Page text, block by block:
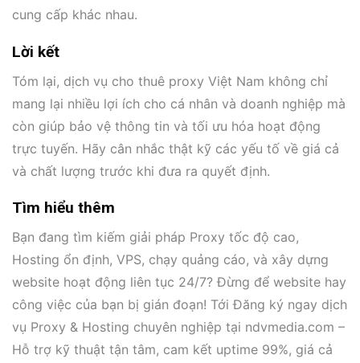
cung cấp khác nhau.
Lời kết
Tóm lại, dịch vụ cho thuê proxy Việt Nam không chỉ
mang lại nhiều lợi ích cho cá nhân và doanh nghiệp mà
còn giúp bảo vệ thông tin và tối ưu hóa hoạt động
trực tuyến. Hãy cân nhắc thật kỹ các yếu tố về giá cả
và chất lượng trước khi đưa ra quyết định.
Tìm hiểu thêm
Bạn đang tìm kiếm giải pháp Proxy tốc độ cao,
Hosting ổn định, VPS, chạy quảng cáo, và xây dựng
website hoạt động liên tục 24/7? Đừng để website hay
công việc của bạn bị gián đoạn! Tới Đăng ký ngay dịch
vụ Proxy & Hosting chuyên nghiệp tại ndvmedia.com –
Hỗ trợ kỹ thuật tận tâm, cam kết uptime 99%, giá cả